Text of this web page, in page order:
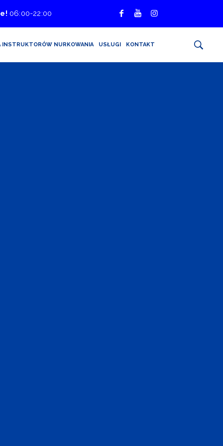
06:00-22:00
INSTRUKTORÓW NURKOWANIA USŁUGI KONTAKT